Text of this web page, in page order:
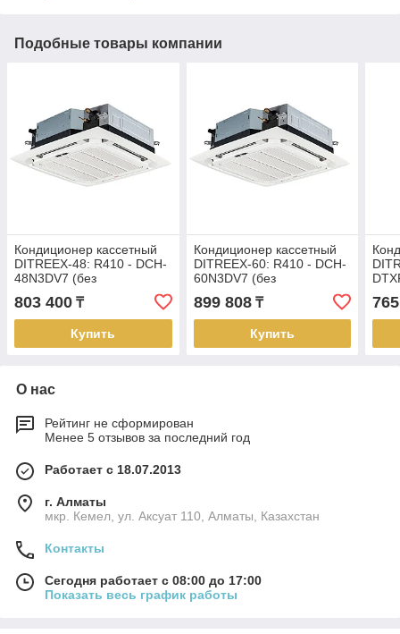
Подобные товары компании
Кондиционер кассетный
DITREEX-48: R410 - DCH-
48N3DV7 (без
соединительной
инсталляции)
803 400 ₸
Купить
Кондиционер кассетный
DITREEX-60: R410 - DCH-
60N3DV7 (без
соединительной
инсталляции)
899 808₸
Купить
О нас
Рейтинг не сформирован
Менее 5 отзывов за последний год
Работает с 18.07.2013
г. Алматы
мкр. Кемел, ул. Аксуат 110, Алматы, Казахстан
Контакты
Сегодня работает с 08:00 до 17:00
Показать весь график работы